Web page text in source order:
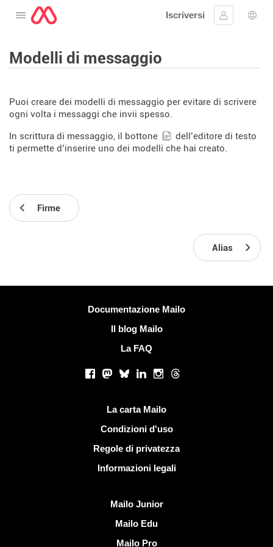
Aprire il menu
Iscriversi
Collegarsi
Modelli di messaggio
Puoi creare dei modelli di messaggio per evitare di scrivere
ogni volta i messaggi che invii spesso.
In scrittura di messaggio, il bottone
dell’editore di testo
ti permette d’inserire uno dei modelli che hai creato.
Firme
Alias
Documentazione Mailo
Il blog Mailo
La FAQ
Facebook
Mastodon
BlueskyLinkedInInstagram
Threads
La carta Mailo
Condizioni d'uso
Regole di privatezza
Informazioni legali
Mailo Junior
Mailo Edu
Mailo Pro